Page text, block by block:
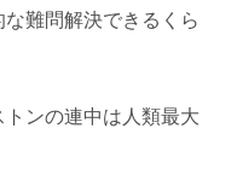
難問解決できるくら
ンの連中は人類最大